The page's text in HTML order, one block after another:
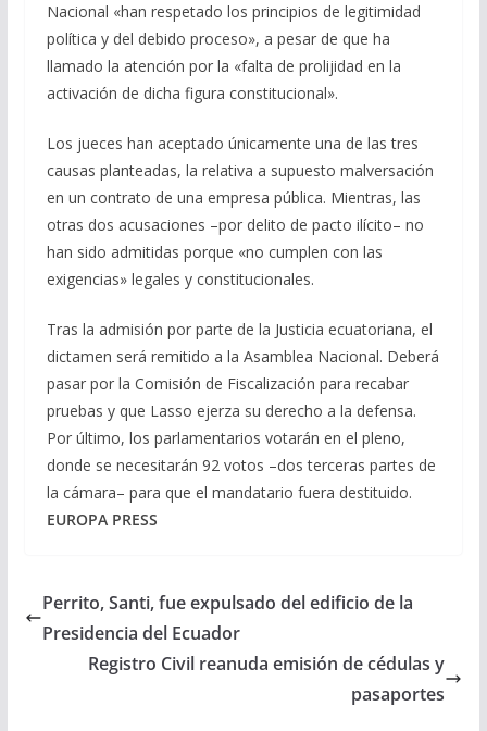
Nacional «han respetado los principios de legitimidad
política y del debido proceso», a pesar de que ha
llamado la atención por la «falta de prolijidad en la
activación de dicha figura constitucional».
Los jueces han aceptado únicamente una de las tres
causas planteadas, la relativa a supuesto malversación
en un contrato de una empresa pública. Mientras, las
otras dos acusaciones –por delito de pacto ilícito– no
han sido admitidas porque «no cumplen con las
exigencias» legales y constitucionales.
Tras la admisión por parte de la Justicia ecuatoriana, el
dictamen será remitido a la Asamblea Nacional. Deberá
pasar por la Comisión de Fiscalización para recabar
pruebas y que Lasso ejerza su derecho a la defensa.
Por último, los parlamentarios votarán en el pleno,
donde se necesitarán 92 votos –dos terceras partes de
la cámara– para que el mandatario fuera destituido.
EUROPA PRESS
Perrito, Santi, fue expulsado del edificio de la
Presidencia del Ecuador
Registro Civil reanuda emisión de cédulas y
pasaportes